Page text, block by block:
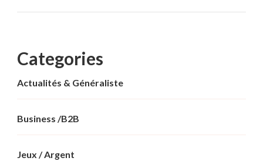
Categories
Actualités & Généraliste
Business /B2B
Jeux / Argent